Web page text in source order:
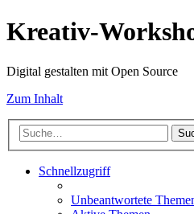
Kreativ-
Digital gestalten mit Open Source
Zum Inhalt
Schnellzugriff
Unbeantwortete